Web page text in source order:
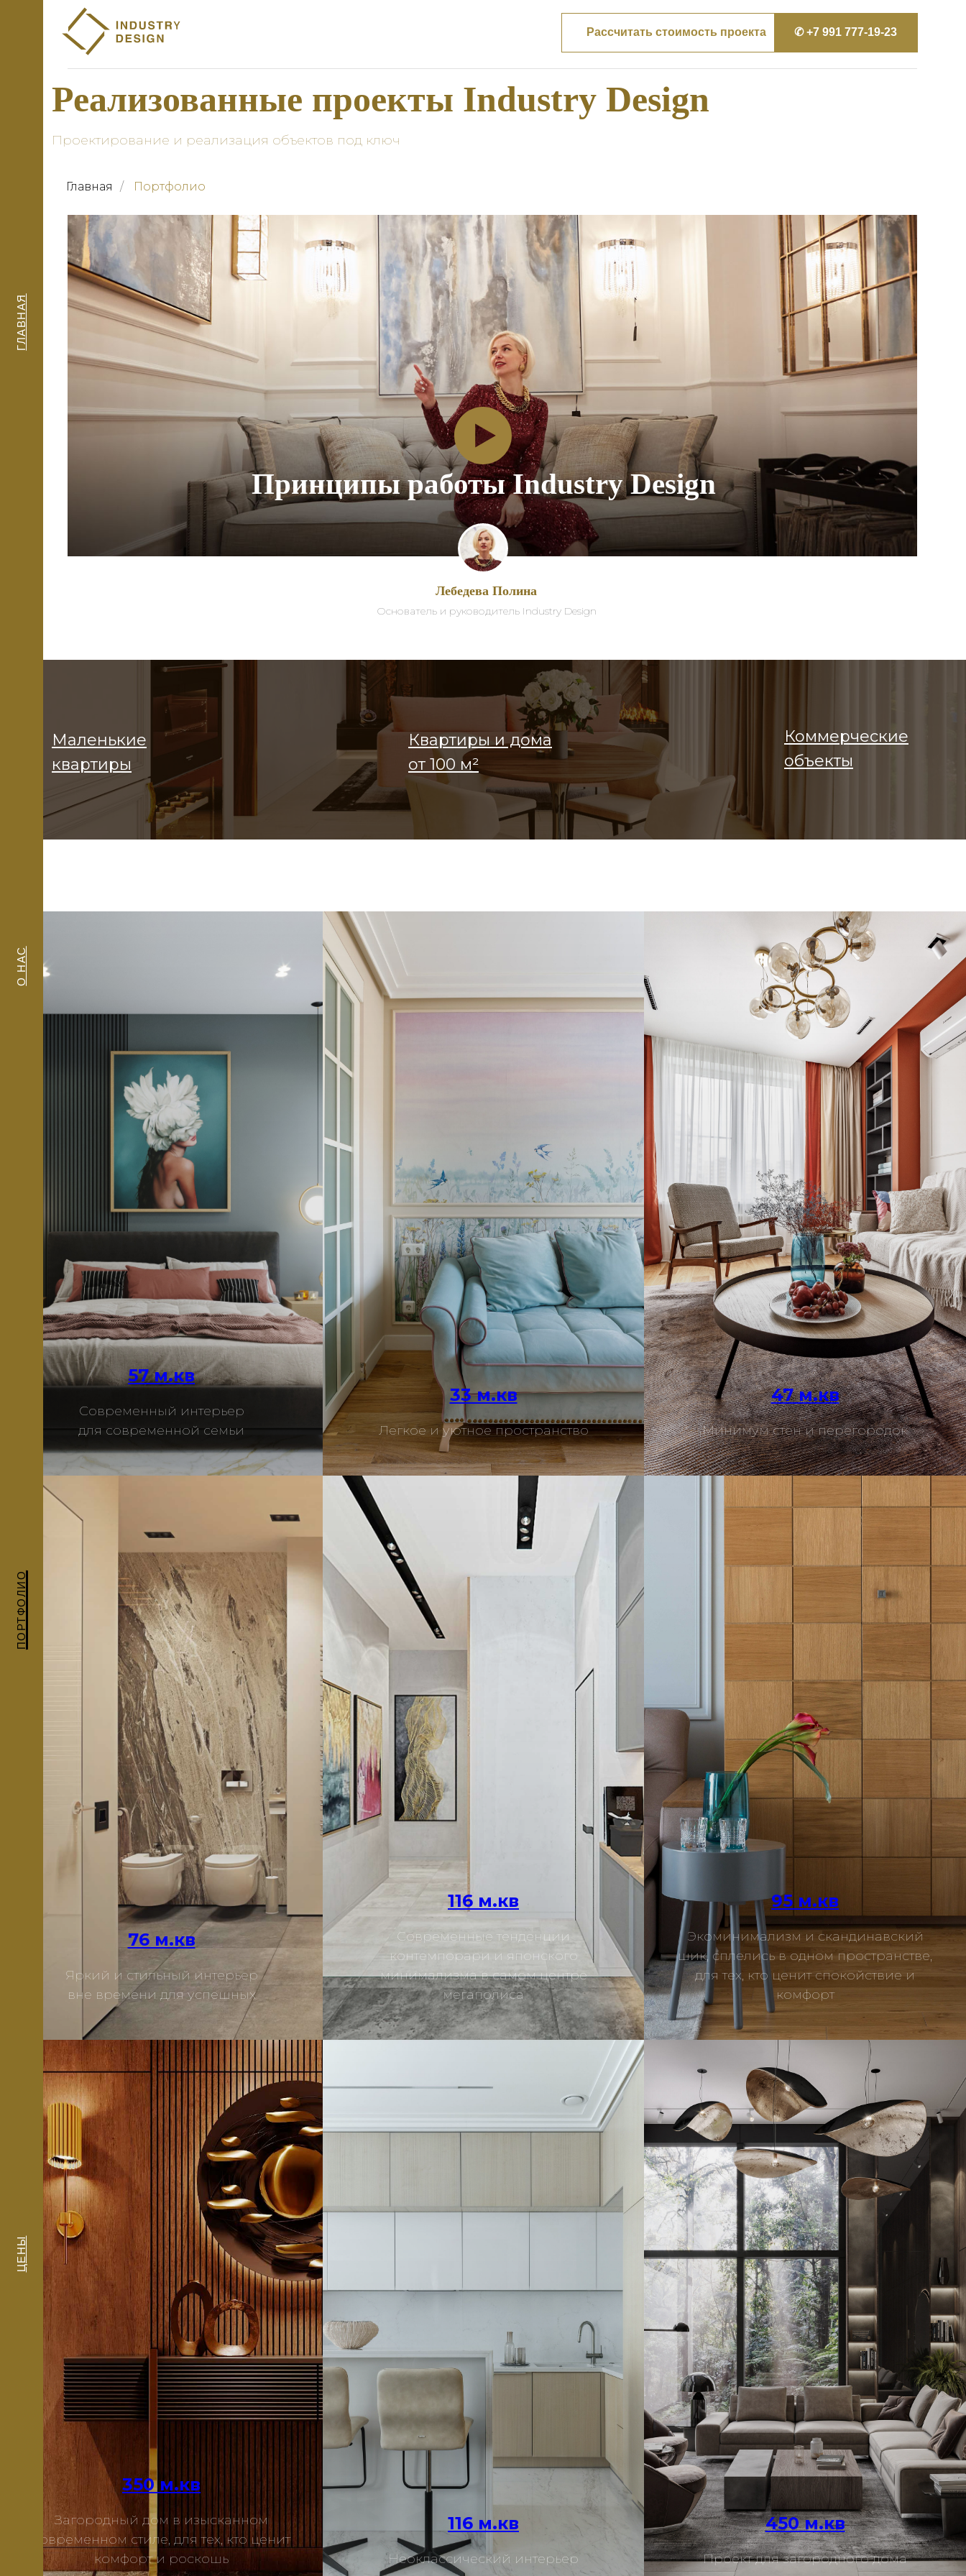
ЦЕНЫ
ПОРТФОЛИО
О НАС
ГЛАВНАЯ
Реализованные проекты Industry Design
Проектирование и реализация объектов под ключ
✆ +7 991 777-19-23
Рассчитать стоимость проекта
Главная / Портфолио
Лебедева Полина
Основатель и руководитель Industry Design
Принципы работы Industry Design
Маленькие
квартиры
Квартиры и дома
от 100 м²
Коммерческие
объекты
57 м.кв
Современный интерьер
для современной семьи
33 м.кв
Легкое и уютное пространство
Подробнее
47 м.кв
Минимум стен и перегородок
Подробнее
76 м.кв
Яркий и стильный интерьер
вне времени для успешных
Подробнее
116 м.кв
Современные тенденции
контемпорари и японского
минимализма в самом центре
мегаполиса
Подробнее
95 м.кв
Экоминимализм и скандинавский
шик, сплелись в одном пространстве,
для тех, кто ценит спокойствие и
комфорт
Подробнее
350 м.кв
Загородный дом в изысканном
современном стиле, для тех, кто ценит
комфорт и роскошь
Подробнее
116 м.кв
Неоклассический интерьер
Подробнее
450 м.кв
Проект для загородного дома
Подробнее